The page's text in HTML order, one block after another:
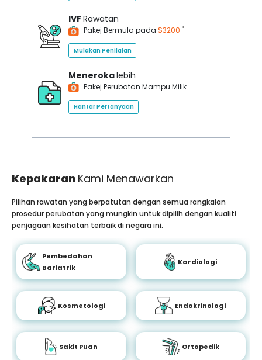
IVFRawatan
Pakej Bermula pada $3200 *
Mulakan Penilaian
Menerokalebih
Pakej Perubatan Mampu Milik
Hantar Pertanyaan
Kepakaran Kami Menawarkan
Pilihan rawatan yang berpatutan dengan semua rangkaian
prosedur perubatan yang mungkin untuk dipilih dengan kualiti
penjagaan kesihatan terbaik di negara ini.
Pembedahan
Bariatrik
Kardiologi
Kosmetologi Endokrinologi
Sakit Puan Ortopedik